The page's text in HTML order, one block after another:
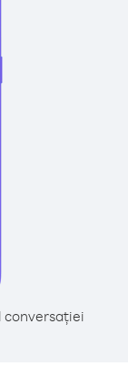
conversației